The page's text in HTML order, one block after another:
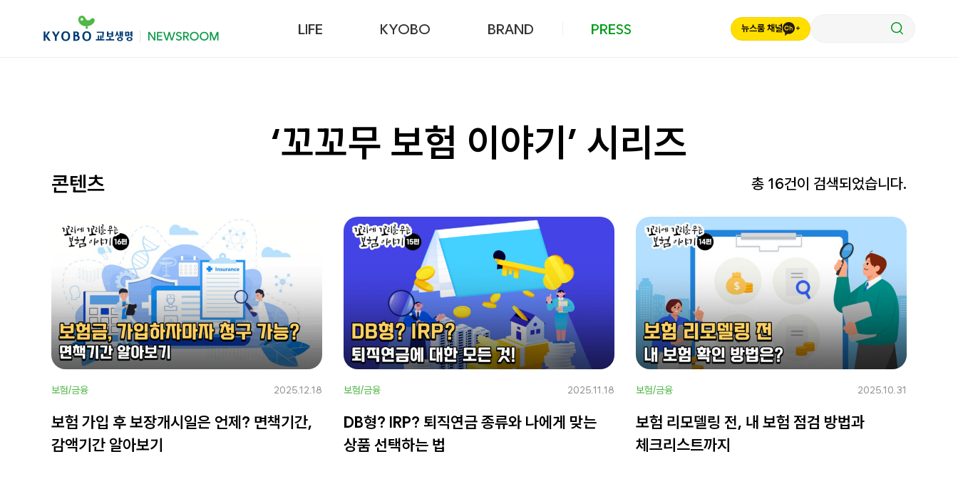
LIFE KYOBO BRAND PRESS 뉴스룸 채널
‘꼬꼬무 보험 이야기’ 시리즈
콘텐츠 총 16건이 검색되었습니다.
보험/금융 2025.12.18
보험 가입 후 보장개시일은 언제? 면책기간,
감액기간 알아보기
보험/금융 2025.11.18
DB형? IRP? 퇴직연금 종류와 나에게 맞는
상품 선택하는 법
보험/금융 2025.10.31
보험 리모델링 전, 내 보험 점검 방법과
체크리스트까지